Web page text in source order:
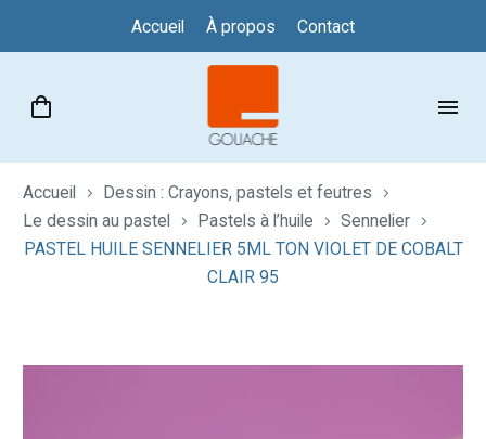
Accueil À propos Contact
Accueil
Dessin : Crayons, pastels et feutres
Le dessin au pastel
Pastels à l’huile
Sennelier
PASTEL HUILE SENNELIER 5ML TON VIOLET DE COBALT
CLAIR 95